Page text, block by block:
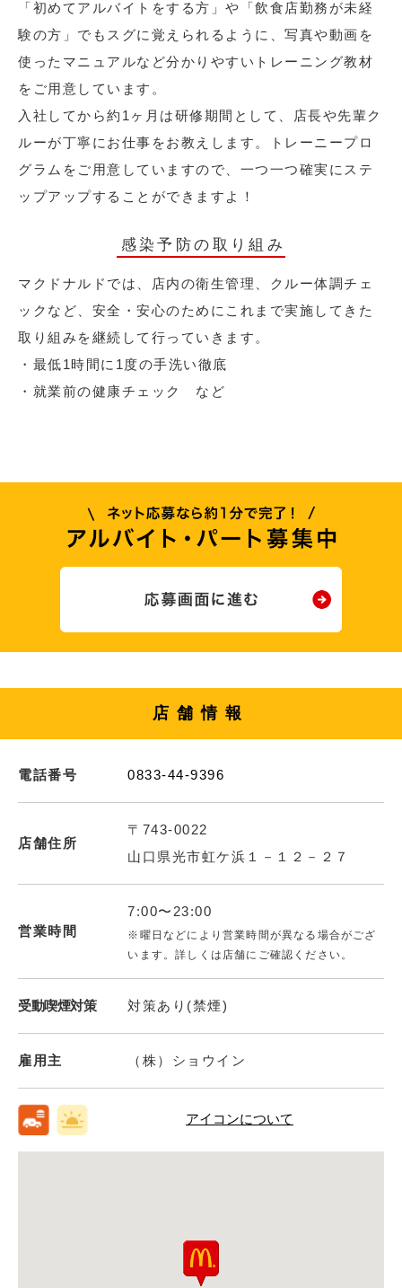
「初めてアルバイトをする方」や「飲食店勤務が未経
験の方」でもスグに覚えられるように、写真や動画を
使ったマニュアルなど分かりやすいトレーニング教材
をご用意しています。
入社してから約1ヶ月は研修期間として、店長や先輩ク
ルーが丁寧にお仕事をお教えします。トレーニープロ
グラムをご用意していますので、一つ一つ確実にステ
ップアップすることができますよ！
感染予防の取り組み
マクドナルドでは、店内の衛生管理、クルー体調チェ
ックなど、安全・安心のためにこれまで実施してきた
取り組みを継続して行っていきます。
・最低1時間に1度の手洗い徹底
・就業前の健康チェック など
店舗情報
電話番号 0833-44-9396
店舗住所
〒743-0022
山口県光市虹ケ浜１－１２－２７
営業時間
7:00〜23:00
※曜日などにより営業時間が異なる場合がござ
います。詳しくは店舗にご確認ください。
受動喫煙対策 対策あり(禁煙)
雇用主 （株）ショウイン
アイコンについて